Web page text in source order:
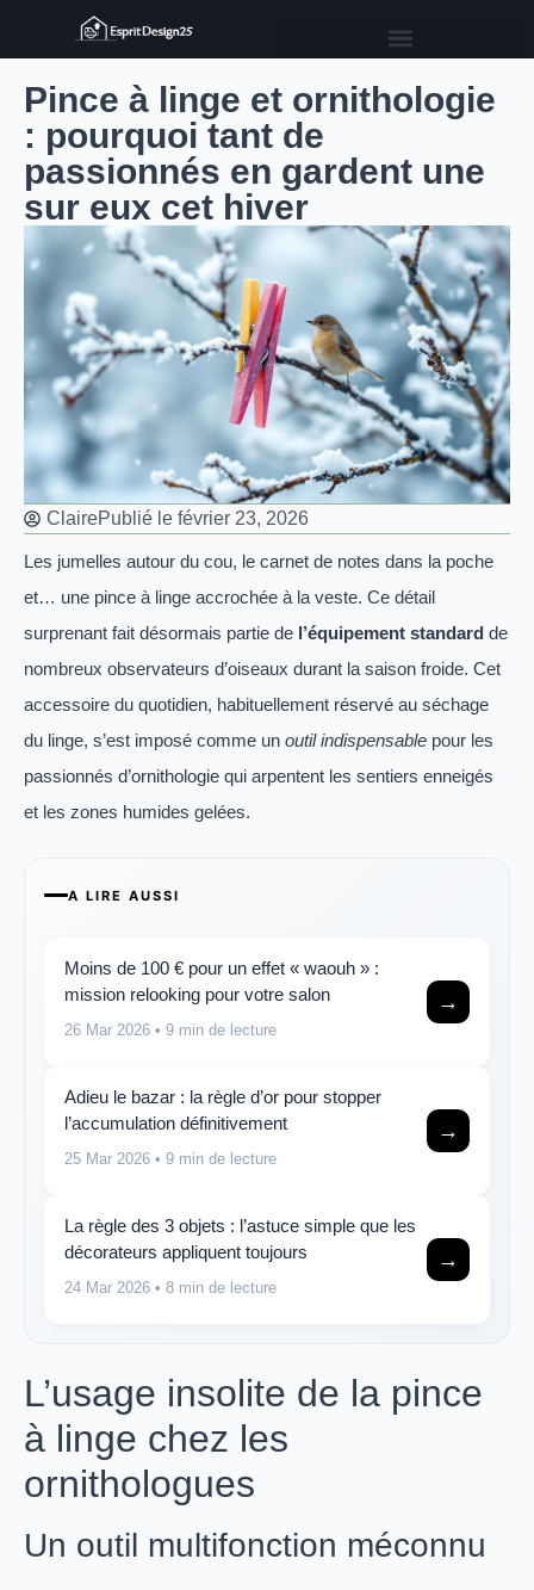
Pince à linge et ornithologie
: pourquoi tant de
passionnés en gardent une
sur eux cet hiver
ClairePublié le février 23, 2026
Les jumelles autour du cou, le carnet de notes dans la poche
et… une pince à linge accrochée à la veste. Ce détail
surprenant fait désormais partie de l’équipement standard de
nombreux observateurs d’oiseaux durant la saison froide. Cet
accessoire du quotidien, habituellement réservé au séchage
du linge, s’est imposé comme un outil indispensable pour les
passionnés d’ornithologie qui arpentent les sentiers enneigés
et les zones humides gelées.
A LIRE AUSSI
Moins de 100 € pour un effet « waouh » :
mission relooking pour votre salon
26 Mar 2026 • 9 min de lecture
→
Adieu le bazar : la règle d’or pour stopper
l’accumulation définitivement
25 Mar 2026 • 9 min de lecture
→
La règle des 3 objets : l’astuce simple que les
décorateurs appliquent toujours
24 Mar 2026 • 8 min de lecture
→
L’usage insolite de la pince
à linge chez les
ornithologues
Un outil multifonction méconnu